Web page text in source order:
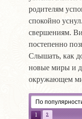
родителям
спокойно
свершениям.
постепенно
Слышать, как
новые миры и
окружающем
1 2